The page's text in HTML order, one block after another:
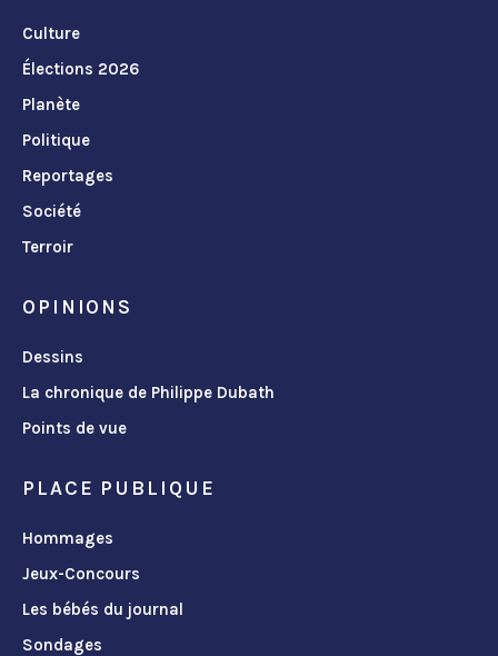
Culture
Élections 2026
Planète
Politique
Reportages
Société
Terroir
OPINIONS
Dessins
La chronique de Philippe Dubath
Points de vue
PLACE PUBLIQUE
Hommages
Jeux-Concours
Les bébés du journal
Sondages